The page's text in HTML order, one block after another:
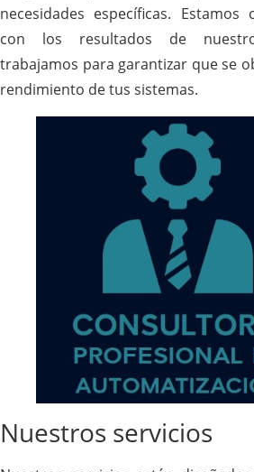
necesidades específicas. Estamos
con los resultados de
trabajamos para garantizar que se
rendimiento de tus sistemas.
Nuestros servicios